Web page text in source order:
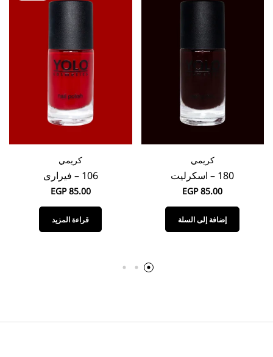
كريمي
180 – اسكرليت
EGP85.00
إضافة إلى السلة
كريمي
106 – فيرارى
EGP85.00
قراءة المزيد